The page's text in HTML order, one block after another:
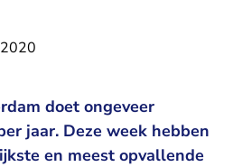
doet ongeveer
jaar. Deze week hebben
en meest opvallende